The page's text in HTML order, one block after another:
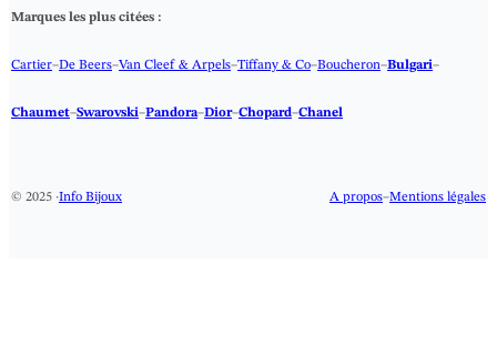
Marques les plus citées :
Cartier–De Beers–Van Cleef & Arpels–Tiffany & Co–Boucheron–Bulgari–
Chaumet–Swarovski–Pandora–Dior–Chopard–Chanel
© 2025 ·Info Bijoux A propos–Mentions légales